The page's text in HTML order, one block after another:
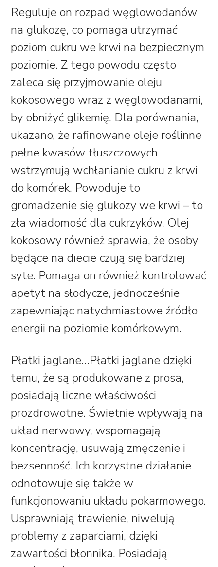
Reguluje on rozpad węglowodanów
na glukozę, co pomaga utrzymać
poziom cukru we krwi na bezpiecznym
poziomie. Z tego powodu często
zaleca się przyjmowanie oleju
kokosowego wraz z węglowodanami,
by obniżyć glikemię. Dla porównania,
ukazano, że rafinowane oleje roślinne
pełne kwasów tłuszczowych
wstrzymują wchłanianie cukru z krwi
do komórek. Powoduje to
gromadzenie się glukozy we krwi – to
zła wiadomość dla cukrzyków. Olej
kokosowy również sprawia, że osoby
będące na diecie czują się bardziej
syte. Pomaga on również kontrolować
apetyt na słodycze, jednocześnie
zapewniając natychmiastowe źródło
energii na poziomie komórkowym.
Płatki jaglane…Płatki jaglane dzięki
temu, że są produkowane z prosa,
posiadają liczne właściwości
prozdrowotne. Świetnie wpływają na
układ nerwowy, wspomagają
koncentrację, usuwają zmęczenie i
bezsenność. Ich korzystne działanie
odnotowuje się także w
funkcjonowaniu układu pokarmowego.
Usprawniają trawienie, niwelują
problemy z zaparciami, dzięki
zawartości błonnika. Posiadają